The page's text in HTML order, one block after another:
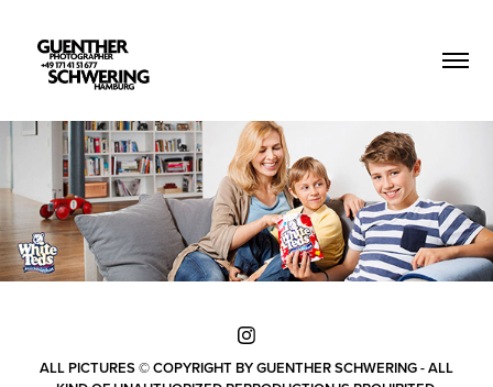
ALL PICTURES © COPYRIGHT BY GUENTHER SCHWERING - ALL